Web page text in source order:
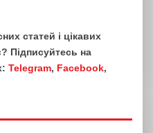
статей і цікавих
Підписуйтесь на
Telegram, Facebook,